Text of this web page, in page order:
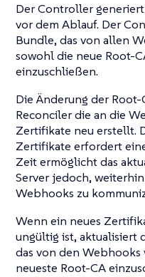
Der Controller generiert
vor dem Ablauf. Der
Bundle, das von allen
sowohl die neue Root-
einzuschließen.
Die Änderung der
Reconciler die an die
Zertifikate neu erstellt.
Zertifikate erfordert
Zeit ermöglicht das
Server jedoch,
Webhooks zu
Wenn ein neues
ungültig ist, aktualisiert
das von den
neueste Root-CA